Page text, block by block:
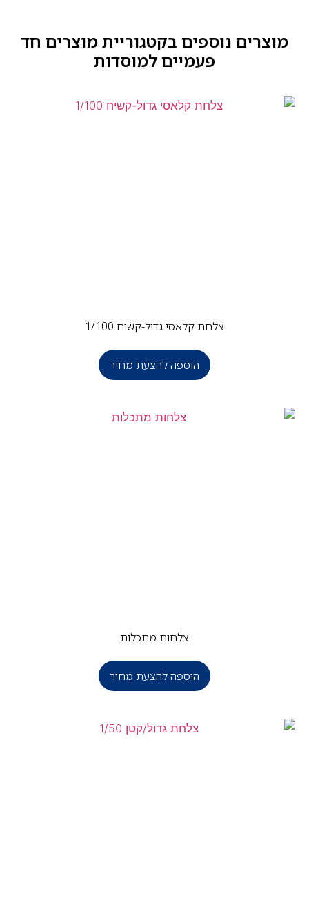
נוספים בקטגורייתמוצרים חד
פעמיים למוסדות
צלחת קלאסי גדול-קשיח 1/100
הוספה להצעת מחיר
צלחות מתכלות
הוספה להצעת מחיר